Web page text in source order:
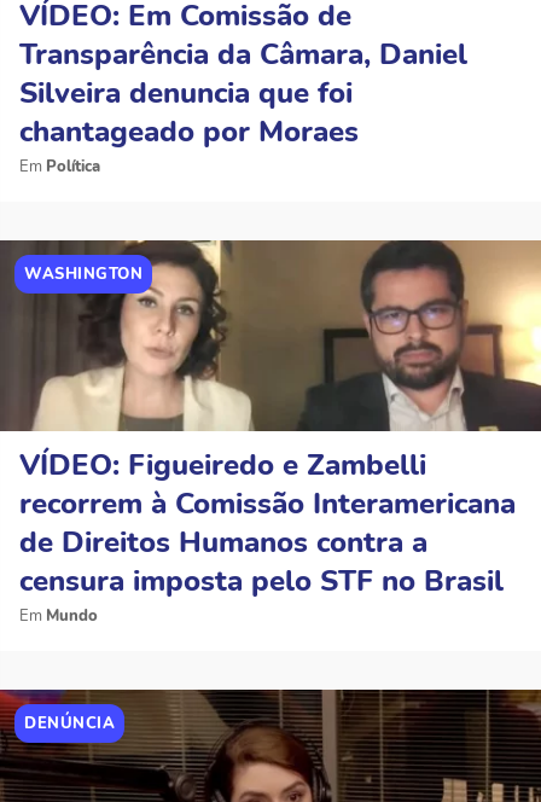
VÍDEO: Em Comissão de
Transparência da Câmara, Daniel
Silveira denuncia que foi
chantageado por Moraes
Política
WASHINGTON
VÍDEO: Figueiredo e Zambelli
recorrem à Comissão Interamericana
de Direitos Humanos contra a
censura imposta pelo STF no Brasil
Mundo
DENÚNCIA